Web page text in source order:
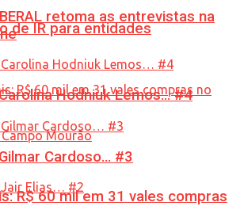
de IR para entidades
R$ 60 mil em 31 vales compras
retoma as entrevistas na
Hodniuk Lemos… #4
Cardoso… #3